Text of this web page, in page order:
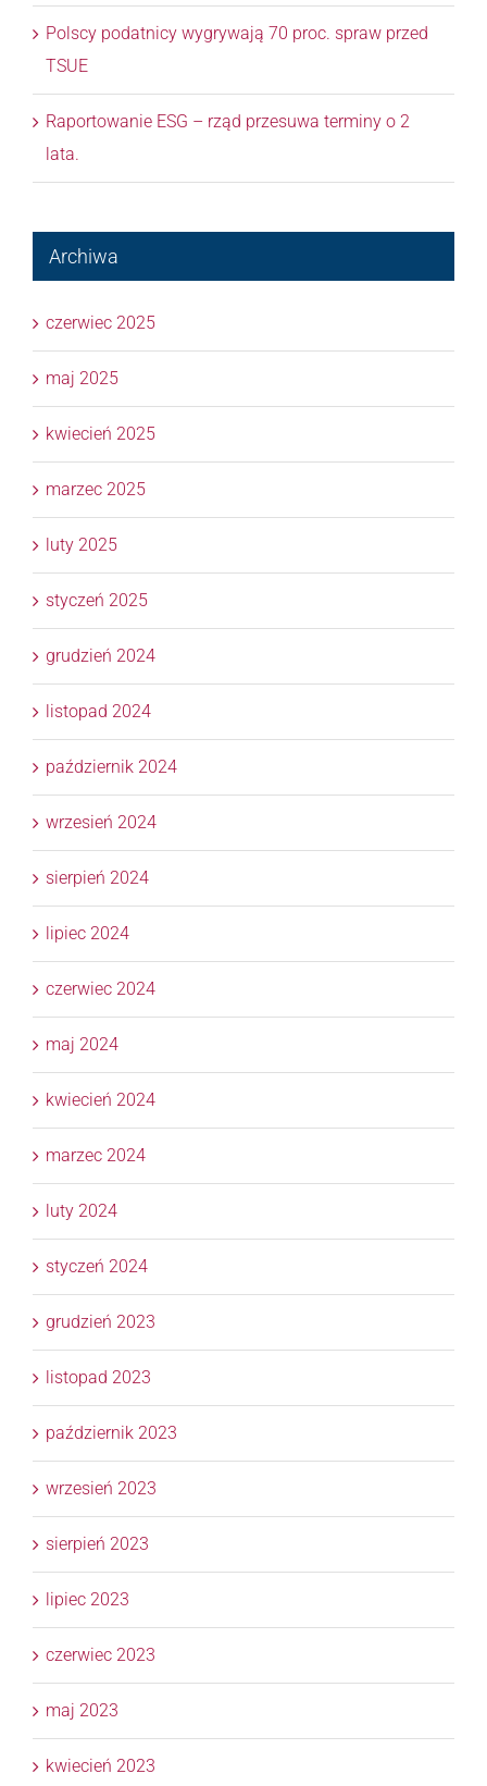
Polscy podatnicy wygrywają 70 proc. spraw przed
TSUE
Raportowanie ESG – rząd przesuwa terminy o 2
lata.
Archiwa
czerwiec 2025
maj 2025
kwiecień 2025
marzec 2025
luty 2025
styczeń 2025
grudzień 2024
listopad 2024
październik 2024
wrzesień 2024
sierpień 2024
lipiec 2024
czerwiec 2024
maj 2024
kwiecień 2024
marzec 2024
luty 2024
styczeń 2024
grudzień 2023
listopad 2023
październik 2023
wrzesień 2023
sierpień 2023
lipiec 2023
czerwiec 2023
maj 2023
kwiecień 2023